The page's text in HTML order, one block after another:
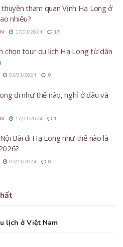
tham quan Vịnh Hạ Long ở
nhiêu?
17/01/2024 17
chọn tour du lịch Hạ Long từ dân
02/01/2024 0
đi như thế nào, nghỉ ở đâu và
17/01/2024 1
Bài đi Hạ Long như thế nào là
02/01/2024 8
lịch ở Việt Nam